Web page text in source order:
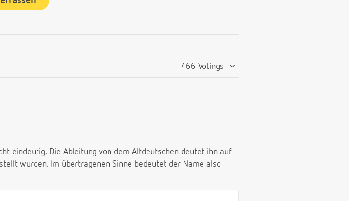
466 Votings
eindeutig. Die Ableitung von dem Altdeutschen deutet ihn auf
wurden. Im übertragenen Sinne bedeutet der Name also